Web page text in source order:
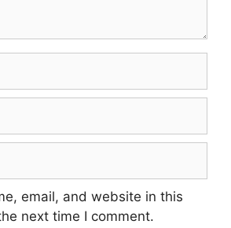
email, and website in this
next time I comment.